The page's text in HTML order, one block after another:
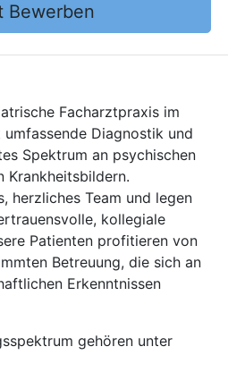
Bewerben
Facharztpraxis im
Diagnostik und
Spektrum an psychischen
Krankheitsbildern.
herzliches Team und legen
kollegiale
Patienten profitieren von
Betreuung, die sich an
Erkenntnissen
gehören unter